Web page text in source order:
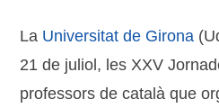
La Universitat de Girona
21 de juliol, les XXV
professors de català que